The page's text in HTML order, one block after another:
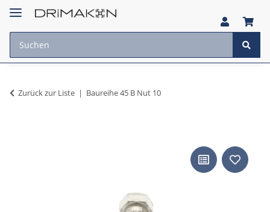
Zurück zur Liste Baureihe 45 B Nut 10